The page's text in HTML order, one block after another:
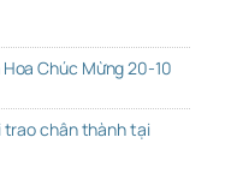
Chúc Mừng 20-10
trao chân thành tại